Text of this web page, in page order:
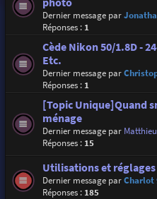
Dernier message par
Réponses : 1
Cède Nikon 50/1.8D -
Etc.
Dernier message par
Réponses : 1
[Topic Unique]Quand
ménage
Dernier message par
Réponses : 15
Utilisations et
Dernier message parCharlot
Réponses : 185